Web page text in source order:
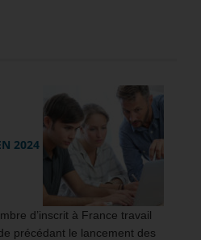
2024
d’inscrit à France travail
précédant le lancement des